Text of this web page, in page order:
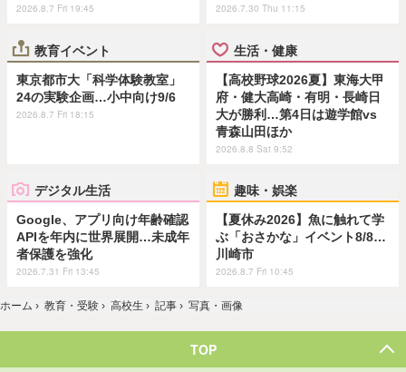
2026.8.7 Fri 19:45 2026.7.30 Thu 11:15
教育イベント
東京都市大「科学体験教室」
24の実験企画…小中向け9/6
2026.8.7 Fri 18:15
生活・健康
【高校野球2026夏】東海大甲
府・健大高崎・有明・長崎日
大が勝利…第4日は遊学館vs
青森山田ほか
2026.8.8 Sat 9:52
デジタル生活
Google、アプリ向け年齢確認
APIを年内に世界展開…未成年
者保護を強化
2026.7.31 Fri 13:45
趣味・娯楽
【夏休み2026】魚に触れて学
ぶ「おさかな」イベント8/8…
川崎市
2026.8.7 Fri 10:45
ホーム › 教育・受験 › 高校生 › 記事 › 写真・画像
TOP